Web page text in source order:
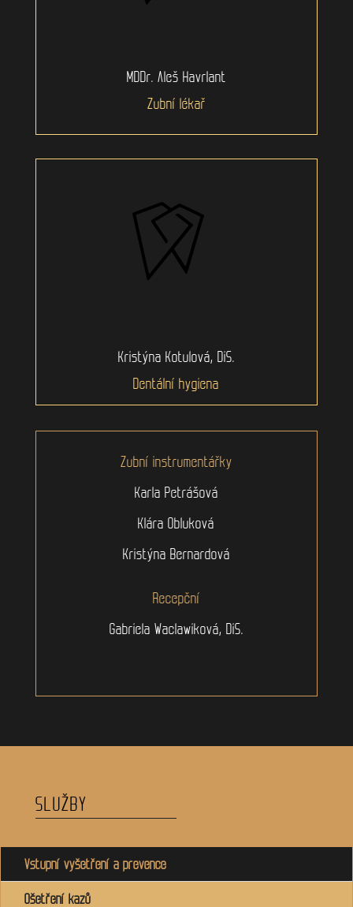
MDDr. Aleš Havrlant
Zubní lékař
Kristýna Kotulová, DiS.
Dentální hygiena
Zubní instrumentářky
Karla Petrášová
Klára Obluková
Kristýna Bernardová
Recepční
Gabriela Waclawiková, DiS.
SLUŽBY
Vstupní vyšetření a prevence
Ošetření kazů